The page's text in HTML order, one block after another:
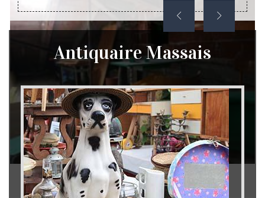
Débarras de grenier et cave 79
Antiquaire Massais